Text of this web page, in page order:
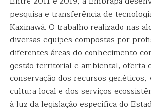
pesquisa e transferência de
Kaxinawá. O trabalho realizado nas
diversas equipes compostas por
diferentes áreas do conhecimento
gestão territorial e ambiental, oferta
conservação dos recursos genéticos,
cultura local e dos serviços
à luz da legislação específica do